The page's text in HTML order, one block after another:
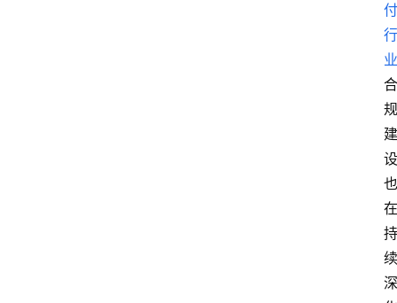
付
行
业
合
规
建
设
也
在
持
续
深